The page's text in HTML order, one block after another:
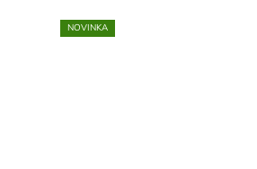
NOVINKA